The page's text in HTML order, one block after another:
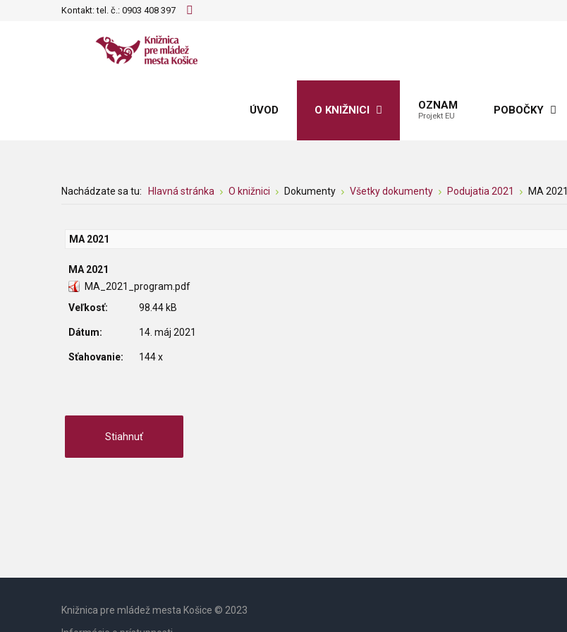
Kontakt: tel. č.: 0903 408 397
ÚVOD O KNIŽNICI OZNAM
Projekt EU POBOČKY
Nachádzate sa tu: Hlavná stránka O knižnici Dokumenty Všetky dokumenty Podujatia 2021 MA 2021
MA 2021
MA 2021
MA_2021_program.pdf
Veľkosť:
98.44 kB
Dátum: 14. máj 2021
Sťahovanie: 144 x
Knižnica pre mládež mesta Košice © 2023